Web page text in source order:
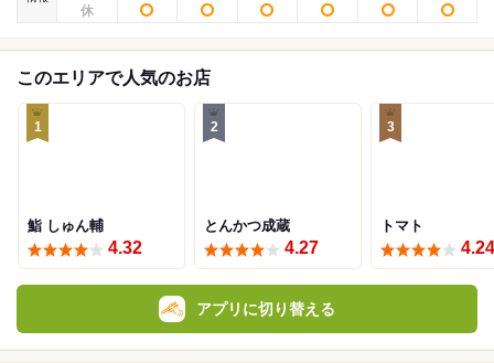
このエリアで人気のお店
1
鮨 しゅん輔
4.32
2
とんかつ成蔵
4.27
3
トマト
4.24
アプリに切り替える